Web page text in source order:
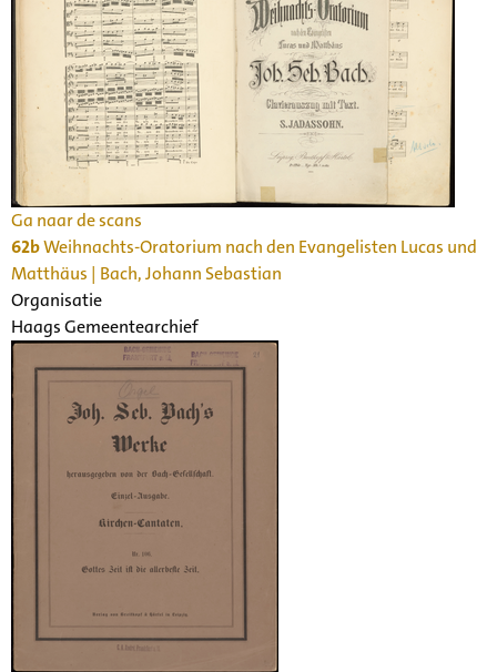
Ga naar de scans
62bWeihnachts-Oratorium nach den Evangelisten Lucas und
Matthäus | Bach, Johann Sebastian
Organisatie
Haags Gemeentearchief